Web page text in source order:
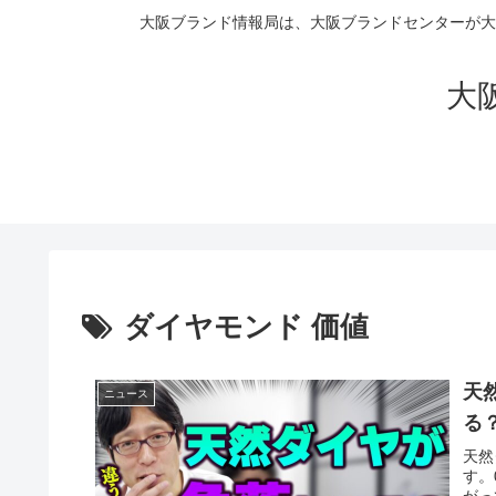
大阪ブランド情報局は、大阪ブランドセンターが
大
ダイヤモンド 価値
ニュース
天
る
天
す